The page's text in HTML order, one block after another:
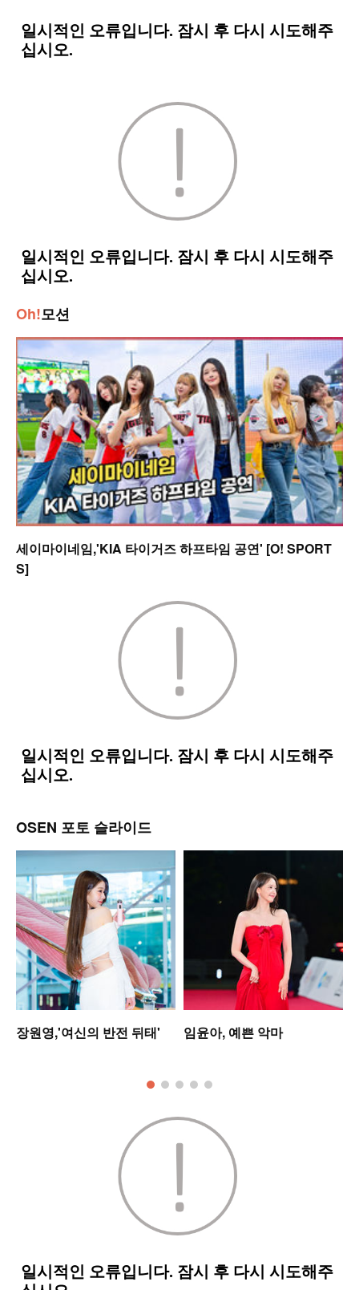
Oh!모션
세이마이네임,'KIA 타이거즈 하프타임 공연' [O! SPORT
S]
OSEN 포토 슬라이드
장원영,'여신의 반전 뒤태' 임윤아, 예쁜 악마